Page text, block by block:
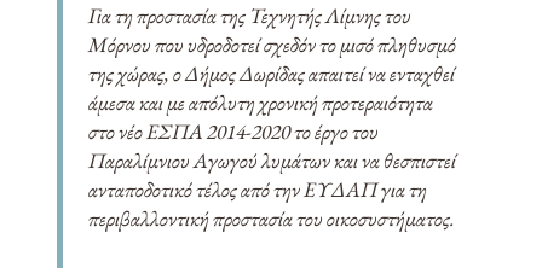
Για τη προστασία της Τεχνητής Λίμνης του
Μόρνου που υδροδοτεί σχεδόν το μισό πληθυσμό
της χώρας, ο Δήμος Δωρίδας απαιτεί να ενταχθεί
άμεσα και με απόλυτη χρονική προτεραιότητα
στο νέο ΕΣΠΑ 2014-2020 το έργο του
Παραλίμνιου Αγωγού λυμάτων και να θεσπιστεί
ανταποδοτικό τέλος από την ΕΥΔΑΠ για τη
περιβαλλοντική προστασία του οικοσυστήματος.